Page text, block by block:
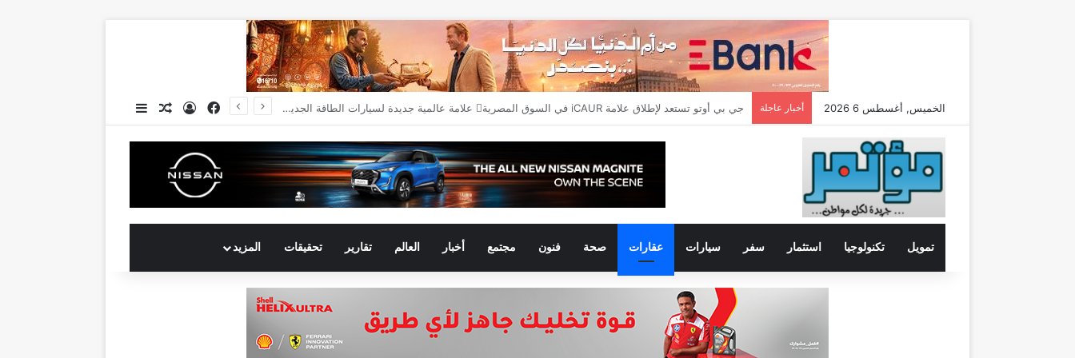
الخميس, أغسطس 6 2026 أخبار عاجلة انكوش ارورا ضمن قائمة أقوى 100 رئيس تنفيذي في الشرق الأوسط لعام 2026 في قائمة فوربس الشرق الأوسط” فيسبوكتسجيل الدخول
مقال عشوائي
إضافة عمود جانبي
تمويل تكنولوجيا استثمار سفر سيارات عقارات صحة فنون مجتمع أخبار العالم تقارير تحقيقات المزيد